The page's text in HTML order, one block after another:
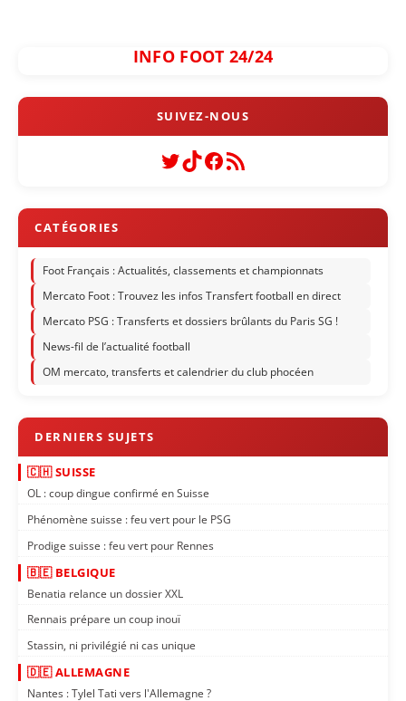
INFO FOOT 24/24
Twitter
TikTok
Facebook
Flux RSS
Foot Français : Actualités, classements et championnats
Mercato Foot : Trouvez les infos Transfert football en direct
Mercato PSG : Transferts et dossiers brûlants du Paris SG !
News-fil de l’actualité football
OM mercato, transferts et calendrier du club phocéen
🇨🇭 SUISSE
OL : coup dingue confirmé en Suisse
Phénomène suisse : feu vert pour le PSG
Prodige suisse : feu vert pour Rennes
🇧🇪 BELGIQUE
Benatia relance un dossier XXL
Rennais prépare un coup inouï
Stassin, ni privilégié ni cas unique
🇩🇪 ALLEMAGNE
Nantes : Tylel Tati vers l'Allemagne ?